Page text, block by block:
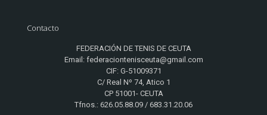
Contacto
FEDERACIÓN DE TENIS DE CEUTA
Email: federaciontenisceuta@gmail.com
CIF: G-51009371
C/ Real Nº 74, Atico 1
CP 51001- CEUTA
Tfnos.: 626.05.88.09 / 683.31.20.06